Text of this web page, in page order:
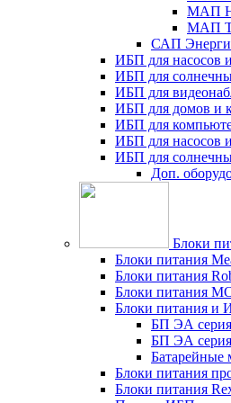
МАП
МАП
САП
ИБП для насосов
ИБП для
ИБП для
ИБП для домов и
ИБП для
ИБП для насосов
ИБП для
Доп.
Блоки
Блоки питания
Блоки питания
Блоки питания
Блоки питания и
БП ЭА
БП ЭА
Батарейные
Блоки питания
Блоки питания